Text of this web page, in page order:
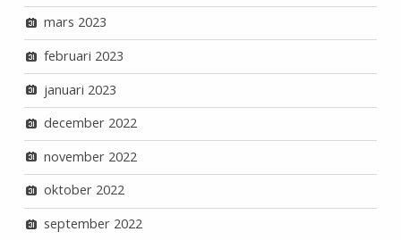
mars 2023
februari 2023
januari 2023
december 2022
november 2022
oktober 2022
september 2022